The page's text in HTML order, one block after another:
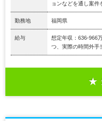
ョンなどを通し案件
勤務地 福岡県
給与
想定年収：636-966
つ、実際の時間外手